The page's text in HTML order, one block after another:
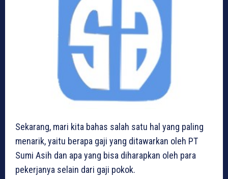
Sekarang, mari kita bahas salah satu hal yang paling
menarik, yaitu berapa gaji yang ditawarkan oleh PT
Sumi Asih dan apa yang bisa diharapkan oleh para
pekerjanya selain dari gaji pokok.